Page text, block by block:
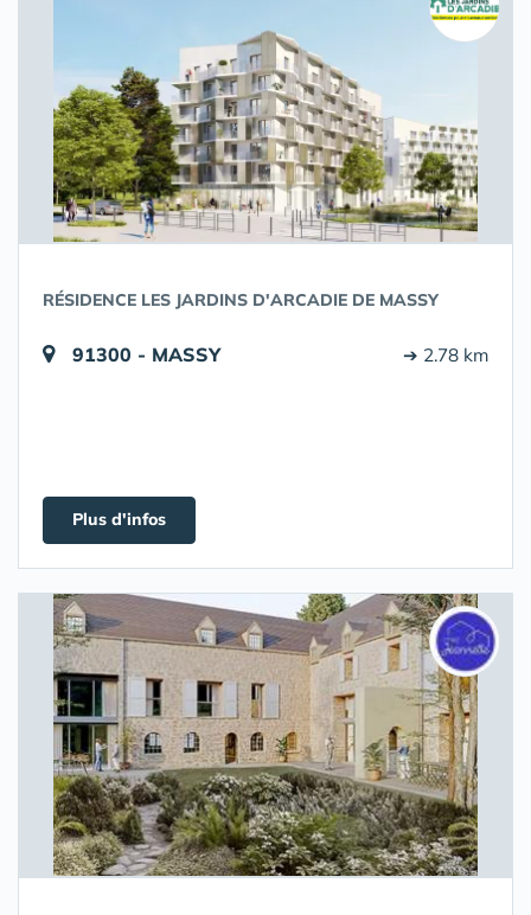
RÉSIDENCE LES JARDINS D'ARCADIE DE MASSY
91300 - MASSY ➔ 2.78 km
Plus d'infos